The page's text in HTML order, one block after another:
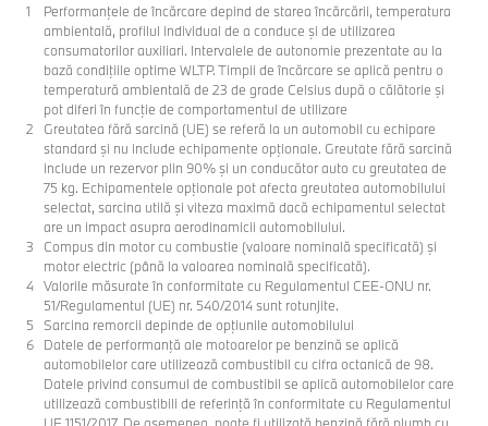
Performanţele de încărcare depind de starea încărcării, temperatura
ambientală, profilul individual de a conduce şi de utilizarea
consumatorilor auxiliari. Intervalele de autonomie prezentate au la
bază condiţiile optime WLTP. Timpii de încărcare se aplică pentru o
temperatură ambientală de 23 de grade Celsius după o călătorie şi
pot diferi în funcţie de comportamentul de utilizare
Greutatea fără sarcină (UE) se referă la un automobil cu echipare
standard şi nu include echipamente opţionale. Greutate fără sarcină
include un rezervor plin 90% şi un conducător auto cu greutatea de
75 kg. Echipamentele opţionale pot afecta greutatea automobilului
selectat, sarcina utilă şi viteza maximă dacă echipamentul selectat
are un impact asupra aerodinamicii automobilului.
Compus din motor cu combustie (valoare nominală specificată) şi
motor electric (până la valoarea nominală specificată).
Valorile măsurate în conformitate cu Regulamentul CEE-ONU nr.
51/Regulamentul (UE) nr. 540/2014 sunt rotunjite.
Sarcina remorcii depinde de opţiunile automobilului
Datele de performanţă ale motoarelor pe benzină se aplică
automobilelor care utilizează combustibil cu cifra octanică de 98.
Datele privind consumul de combustibil se aplică automobilelor care
utilizează combustibili de referinţă în conformitate cu Regulamentul
UE 1151/2017. De asemenea, poate fi utilizată benzină fără plumb cu